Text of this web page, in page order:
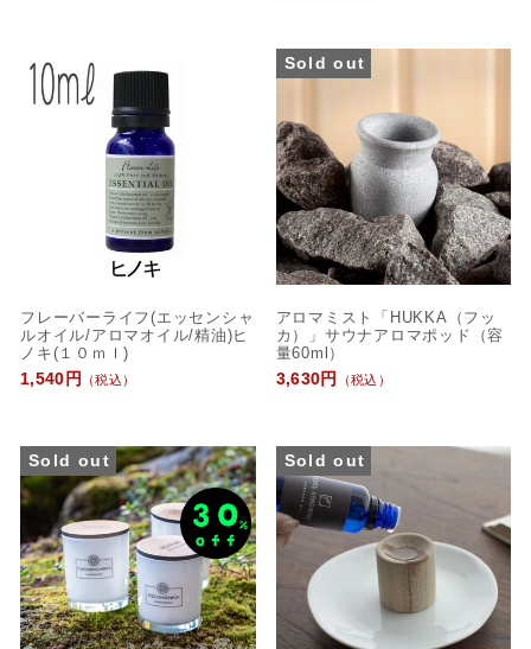
フレーバーライフ(エッセンシャ
ルオイル/アロマオイル/精油)ヒ
ノキ(１０ｍｌ)
1,540円
（税込）
Sold out
アロマミスト「HUKKA（フッ
カ）」サウナアロマポッド（容
量60ml）
3,630円
（税込）
Sold out Sold out